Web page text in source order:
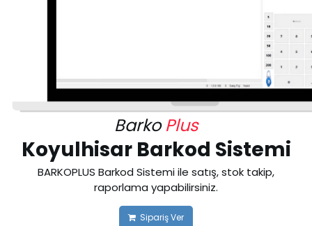
BarkoPlus
Koyulhisar Barkod Sistemi
BARKOPLUS Barkod Sistemi ile satış, stok takip,
raporlama yapabilirsiniz.
Sipariş Ver